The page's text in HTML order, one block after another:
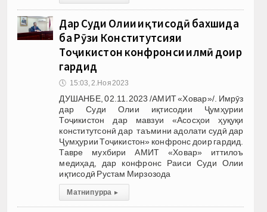
Дар Cуди Олии иқтисодӣ бахшида
ба Рӯзи Конститутсияи
Тоҷикистон конфронси илмӣ доир
гардид
🕔 15:03, 2.Ноя 2023
ДУШАНБЕ, 02.11.2023 /АМИТ «Ховар»/. Имрӯз
дар Cуди Олии иқтисодии Ҷумҳурии
Тоҷикистон дар мавзуи «Асосҳои ҳуқуқи
конститутсонӣ дар таъмини адолати судӣ дар
Ҷумҳурии Тоҷикистон» конфронс доир гардид.
Тавре мухбири АМИТ «Ховар» иттилоъ
медиҳад, дар конфронс Раиси Суди Олии
иқтисодӣ Рустам Мирзозода
Матни пурра ▸